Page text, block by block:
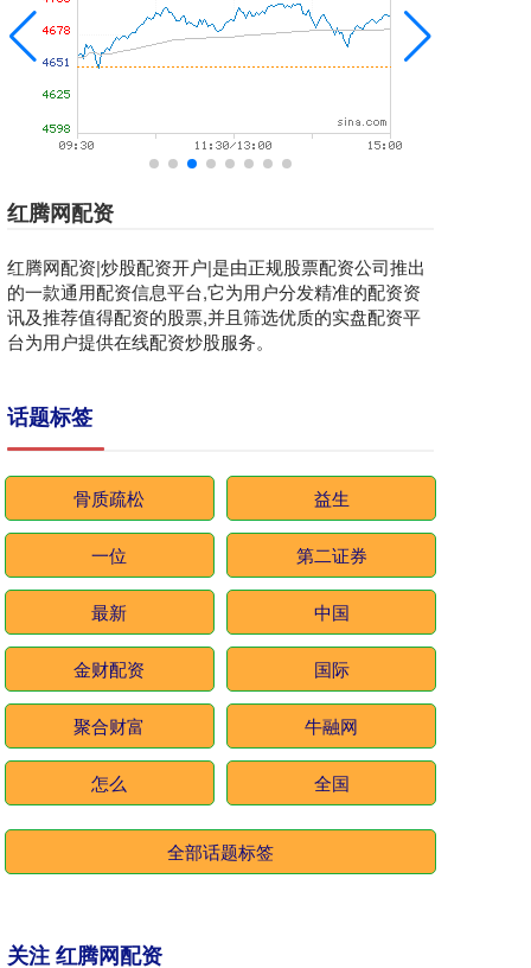
红腾网配资
红腾网配资|炒股配资开户|是由正规股票配资公司推出
的一款通用配资信息平台,它为用户分发精准的配资资
讯及推荐值得配资的股票,并且筛选优质的实盘配资平
台为用户提供在线配资炒股服务。
话题标签
骨质疏松 益生
一位 第二证券
最新 中国
金财配资 国际
聚合财富 牛融网
怎么 全国
全部话题标签
关注 红腾网配资